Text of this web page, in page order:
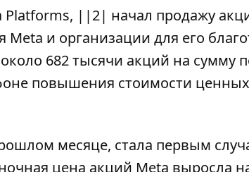
Platforms, ||2| начал продажу
Meta и организации для его
682 тысячи акций на сумму
повышения стоимости
месяце, стала первым
цена акций Meta выросла